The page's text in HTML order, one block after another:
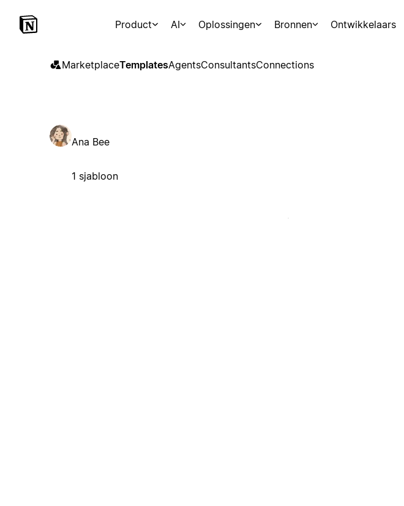
Product AI Oplossingen Bronnen Ontwikkelaars
MarketplaceTemplatesAgentsConsultantsConnections
Ana Bee
1 sjabloon